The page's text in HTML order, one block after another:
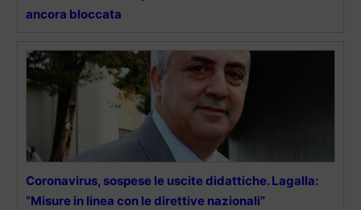
ancora bloccata
Coronavirus, sospese le uscite didattiche. Lagalla:
“Misure in linea con le direttive nazionali”